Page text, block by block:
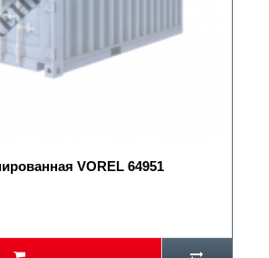
VOREL 64951